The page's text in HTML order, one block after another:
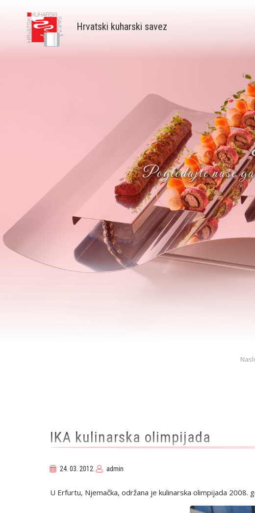
Hrvatski kuharski savez
Pogledajte naše
IKA kulinarska olimpijada
24. 03. 2012. admin
U Erfurtu, Njemačka, održana je kulinarska olimpijada